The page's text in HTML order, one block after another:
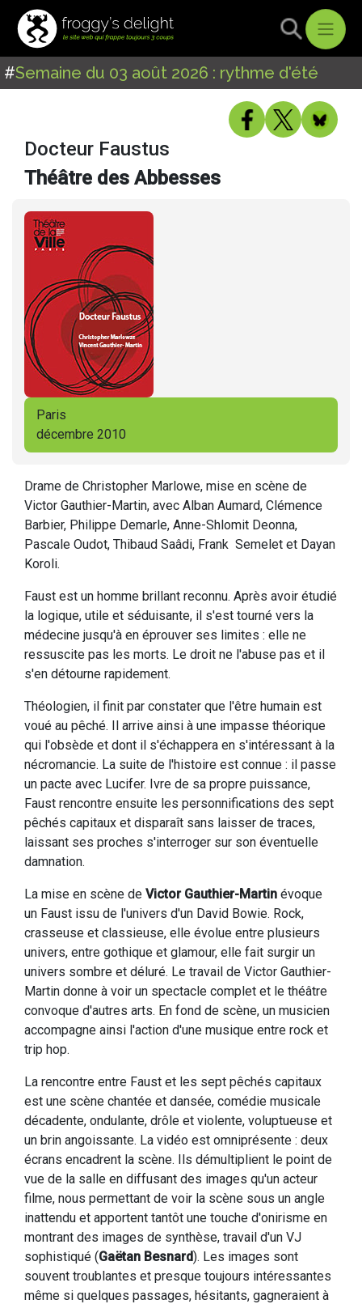
#Semaine du 03 août 2026 : rythme d'été
Docteur Faustus
Théâtre des Abbesses
Paris
décembre 2010
Drame de Christopher Marlowe, mise en scène de
Victor Gauthier-Martin, avec Alban Aumard, Clémence
Barbier, Philippe Demarle, Anne-Shlomit Deonna,
Pascale Oudot, Thibaud Saâdi, Frank Semelet et Dayan
Koroli.
Faust est un homme brillant reconnu. Après avoir étudié
la logique, utile et séduisante, il s'est tourné vers la
médecine jusqu'à en éprouver ses limites : elle ne
ressuscite pas les morts. Le droit ne l'abuse pas et il
s'en détourne rapidement.
Théologien, il finit par constater que l'être humain est
voué au pêché. Il arrive ainsi à une impasse théorique
qui l'obsède et dont il s'échappera en s'intéressant à la
nécromancie. La suite de l'histoire est connue : il passe
un pacte avec Lucifer. Ivre de sa propre puissance,
Faust rencontre ensuite les personnifications des sept
pêchés capitaux et disparaît sans laisser de traces,
laissant ses proches s'interroger sur son éventuelle
damnation.
La mise en scène de Victor Gauthier-Martin évoque
un Faust issu de l'univers d'un David Bowie. Rock,
crasseuse et classieuse, elle évolue entre plusieurs
univers, entre gothique et glamour, elle fait surgir un
univers sombre et déluré. Le travail de Victor Gauthier-
Martin donne à voir un spectacle complet et le théâtre
convoque d'autres arts. En fond de scène, un musicien
accompagne ainsi l'action d'une musique entre rock et
trip hop.
La rencontre entre Faust et les sept pêchés capitaux
est une scène chantée et dansée, comédie musicale
décadente, ondulante, drôle et violente, voluptueuse et
un brin angoissante. La vidéo est omniprésente : deux
écrans encadrent la scène. Ils démultiplient le point de
vue de la salle en diffusant des images qu'un acteur
filme, nous permettant de voir la scène sous un angle
inattendu et apportent tantôt une touche d'onirisme en
montrant des images de synthèse, travail d'un VJ
sophistiqué (Gaëtan Besnard). Les images sont
souvent troublantes et presque toujours intéressantes
même si quelques passages, hésitants, gagneraient à